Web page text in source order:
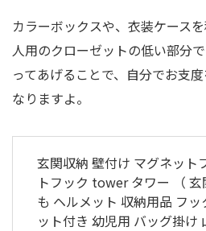
カラーボックスや、衣装ケース
人用のクローゼットの低い部分
ってあげることで、自分でお支
なりますよ。
玄関収納 壁付け マグネット
トフック tower タワー （
も ヘルメット 収納用品 フ
ット付き 幼児用 バッグ掛け